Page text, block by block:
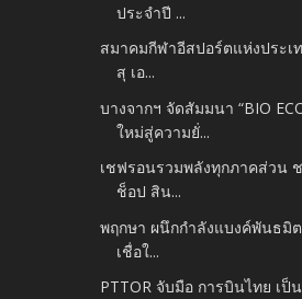
ประจำปี ...
สมาคมกีฬาอีสปอร์ตแห่งประเ
สุ เอ...
บางจากฯ จัดสัมมนา “BIO
ใหม่สู่ความยั่...
เชฟรอนรวมพลังทุกภาคส่วน
ช็อป สิน...
พฤกษา ผนึกกำลังแบงค์พันธมิ
เชื่อใ...
PTTOR จับมือ การบินไทย เ